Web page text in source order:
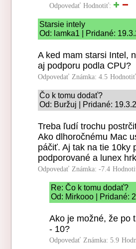
Odpovedať Hodnotiť:
Starsie intely
Od: lamka1 | Pridané:
A ked mam starsi Intel,
aj podporu podla CPU?
Odpovedať Známka: 4.5
Čo k tomu dodať?
Od: Buržuj | Pridané:
Treba ľudí trochu
Ako dlhoročnému Mac
páčiť. Aj tak na tie 10ky
podporované a lunex
Odpovedať Známka: -7.4
Re: Čo k tomu dodať?
Od: Mirkooo | Pridané:
Ako je možné, že po
- 10?
Odpovedať Známka: 5.9